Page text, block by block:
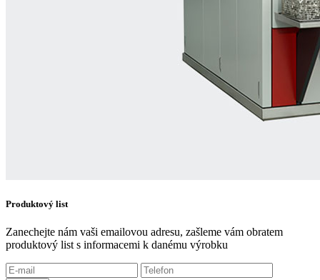
Produktový list
Zanechejte nám vaši emailovou adresu, zašleme vám obratem
produktový list s informacemi k danému výrobku